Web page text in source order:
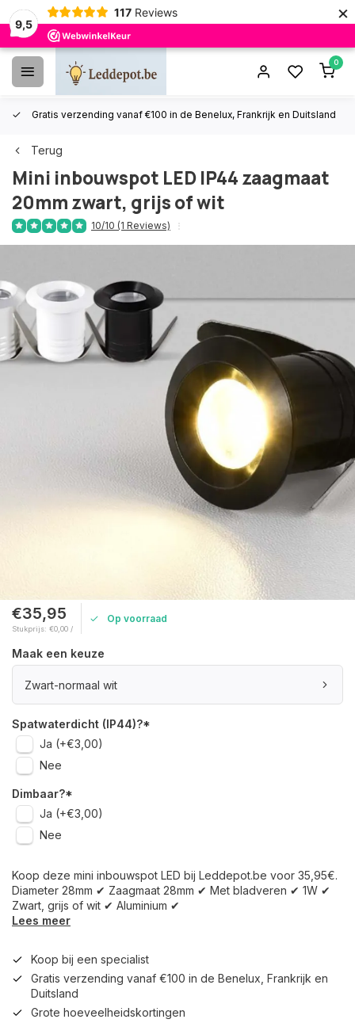
9,5
117 Reviews ×
0
Gratis verzending vanaf €100 in de Benelux, Frankrijk en Duitsland
Terug
Mini inbouwspot LED IP44 zaagmaat
20mm zwart, grijs of wit
10/10 (1 Reviews)
€35,95
Stukprijs: €0,00 /
Op voorraad
Maak een keuze
Zwart-normaal wit
Spatwaterdicht (IP44)?*
Ja (+€3,00)
Nee
Dimbaar?*
Ja (+€3,00)
Nee
Koop deze mini inbouwspot LED bij Leddepot.be voor 35,95€.
Diameter 28mm ✔ Zaagmaat 28mm ✔ Met bladveren ✔ 1W ✔
Zwart, grijs of wit ✔ Aluminium ✔
Lees meer
Koop bij een specialist
Gratis verzending vanaf €100 in de Benelux, Frankrijk en
Duitsland
Grote hoeveelheidskortingen